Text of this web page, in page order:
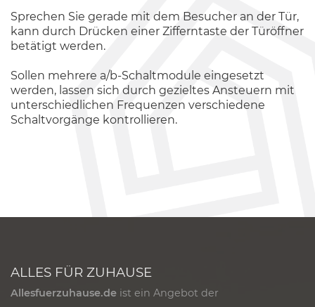
Sprechen Sie gerade mit dem Besucher an der Tür,
kann durch Drücken einer Zifferntaste der Türöffner
betätigt werden.
Sollen mehrere a/b-Schaltmodule eingesetzt
werden, lassen sich durch gezieltes Ansteuern mit
unterschiedlichen Frequenzen verschiedene
Schaltvorgänge kontrollieren.
ALLES FÜR ZUHAUSE
Allesfuerzuhause.de ist ein Angebot der